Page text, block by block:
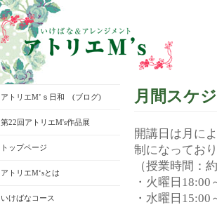
月間スケ
開講日は月に
制になってお
（授業時間：
・火曜日18:00
・水曜日15:00
アトリエM’ｓ日和 (ブログ)
第22回アトリエM's作品展
トップページ
アトリエM‘sとは
いけばなコース